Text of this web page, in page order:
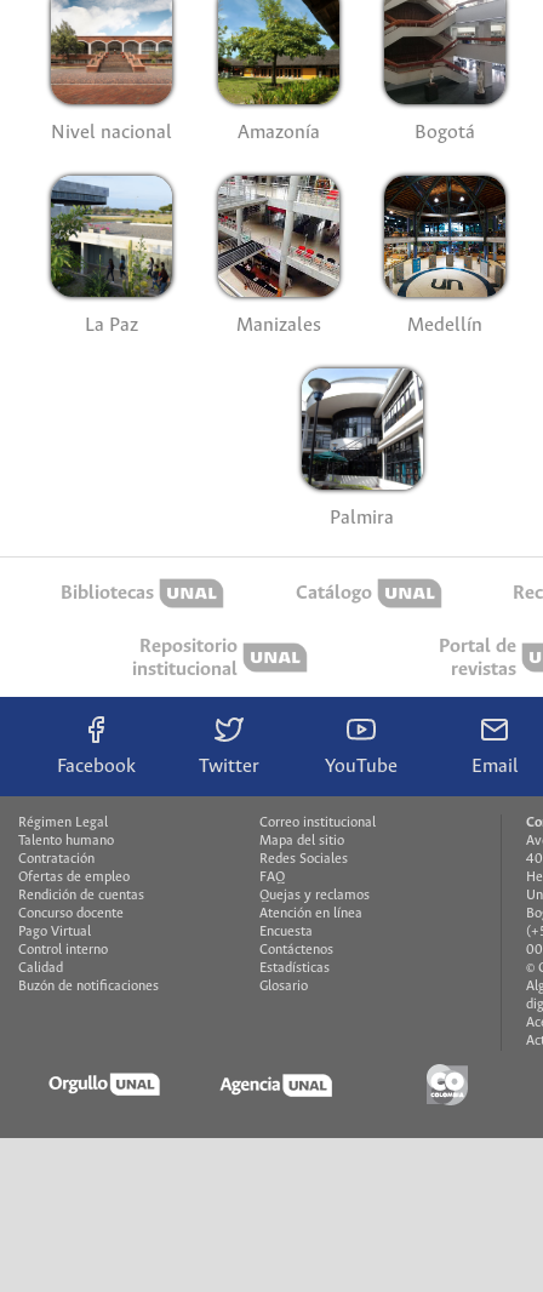
Nivel nacional Amazonía Bogotá
La Paz Manizales Medellín
Palmira
Bibliotecas Catálogo
Repositorio
institucional
Portal de
revistas
Facebook Twitter YouTube Email
Régimen Legal
Talento humano
Contratación
Ofertas de empleo
Rendición de cuentas
Concurso docente
Pago Virtual
Control interno
Calidad
Buzón de notificaciones
Correo institucional
Mapa del sitio
Redes Sociales
FAQ
Quejas y reclamos
Atención en línea
Encuesta
Contáctenos
Estadísticas
Glosario
©